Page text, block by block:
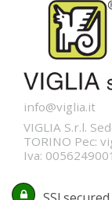
info@viglia.it
VIGLIA S.r.l.
TORINO Pec:
Iva: